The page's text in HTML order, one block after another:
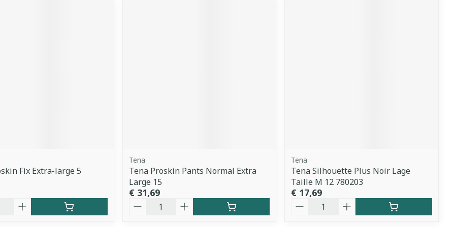
Fix Extra-large 5
Tena
Tena Proskin Pants Normal Extra
Large 15
€ 31,69
Tena
Tena Silhouette Plus Noir Lage
Taille M 12 780203
€ 17,69